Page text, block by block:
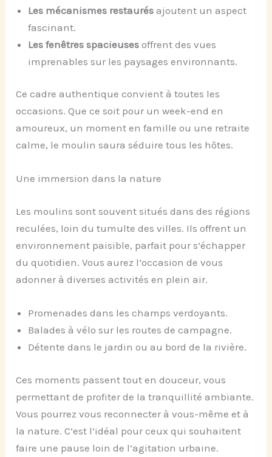
Les mécanismes restaurés ajoutent un aspect
fascinant.
Les fenêtres spacieuses offrent des vues
imprenables sur les paysages environnants.
Ce cadre authentique convient à toutes les
occasions. Que ce soit pour un week-end en
amoureux, un moment en famille ou une retraite
calme, le moulin saura séduire tous les hôtes.
Une immersion dans la nature
Les moulins sont souvent situés dans des régions
reculées, loin du tumulte des villes. Ils offrent un
environnement paisible, parfait pour s’échapper
du quotidien. Vous aurez l’occasion de vous
adonner à diverses activités en plein air.
Promenades dans les champs verdoyants.
Balades à vélo sur les routes de campagne.
Détente dans le jardin ou au bord de la rivière.
Ces moments passent tout en douceur, vous
permettant de profiter de la tranquillité ambiante.
Vous pourrez vous reconnecter à vous-même et à
la nature. C’est l’idéal pour ceux qui souhaitent
faire une pause loin de l’agitation urbaine.